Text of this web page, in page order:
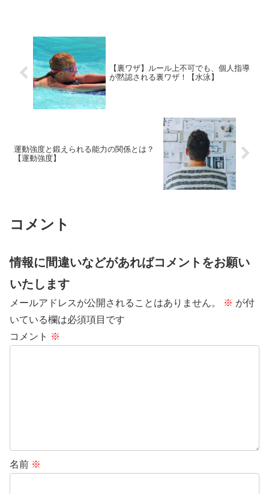
【裏ワザ】ルール上不可でも、個人指導
が黙認される裏ワザ！【水泳】
運動強度と鍛えられる能力の関係とは？
【運動強度】
コメント
情報に間違いなどがあればコメントをお願い
いたします
メールアドレスが公開されることはありません。 ※ が付
いている欄は必須項目です
コメント ※
名前 ※